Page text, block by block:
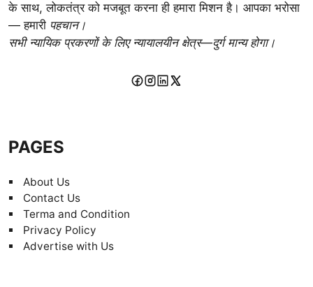
के साथ, लोकतंत्र को मजबूत करना ही हमारा मिशन है। आपका भरोसा
— हमारी पहचान।
सभी न्यायिक प्रकरणों के लिए न्यायालयीन क्षेत्र—दुर्ग मान्य होगा।
PAGES
About Us
Contact Us
Terma and Condition
Privacy Policy
Advertise with Us